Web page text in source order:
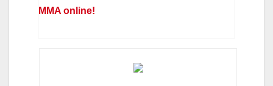
MMA online!